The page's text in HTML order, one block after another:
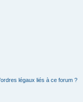
légaux liés à ce forum ?